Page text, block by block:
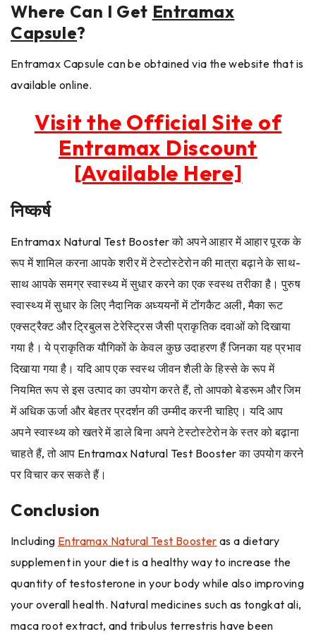
Where Can I Get Entramax
Capsule?
Entramax Capsule can be obtained via the website that is
available online.
Visit the Official Site of
Entramax Discount
[Available Here]
निष्कर्ष
Entramax Natural Test Booster को अपने आहार में आहार पूरक के
रूप में शामिल करना आपके शरीर में टेस्टोस्टेरोन की मात्रा बढ़ाने के साथ-
साथ आपके समग्र स्वास्थ्य में सुधार करने का एक स्वस्थ तरीका है। पुरुष
स्वास्थ्य में सुधार के लिए नैदानिक अध्ययनों में टोंगकैट अली, मैका रूट
एक्सट्रैक्ट और ट्रिबुलस टेरेस्ट्रिस जैसी प्राकृतिक दवाओं को दिखाया
गया है। ये प्राकृतिक यौगिकों के केवल कुछ उदाहरण हैं जिनका यह प्रभाव
दिखाया गया है। यदि आप एक स्वस्थ जीवन शैली के हिस्से के रूप में
नियमित रूप से इस उत्पाद का उपयोग करते हैं, तो आपको बेडरूम और जिम
में अधिक ऊर्जा और बेहतर प्रदर्शन की उम्मीद करनी चाहिए। यदि आप
अपने स्वास्थ्य को खतरे में डाले बिना अपने टेस्टोस्टेरोन के स्तर को बढ़ाना
चाहते हैं, तो आप Entramax Natural Test Booster का उपयोग करने
पर विचार कर सकते हैं।
Conclusion
Including Entramax Natural Test Booster as a dietary
supplement in your diet is a healthy way to increase the
quantity of testosterone in your body while also improving
your overall health. Natural medicines such as tongkat ali,
maca root extract, and tribulus terrestris have been